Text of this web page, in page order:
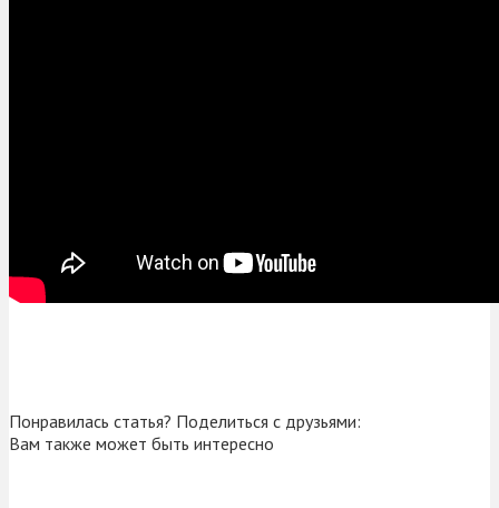
Понравилась статья? Поделиться с друзьями:
Вам также может быть интересно